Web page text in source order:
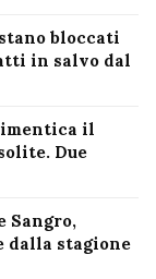
bloccati
in salvo dal
il
Due
Sangro,
dalla stagione